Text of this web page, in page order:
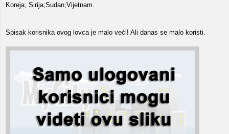
Koreja; Sirija;Sudan;Vijetnam.
Spisak korisnika ovog lovca je malo veći! Ali danas se malo koristi.